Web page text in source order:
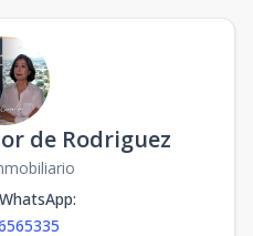
de Rodriguez
: